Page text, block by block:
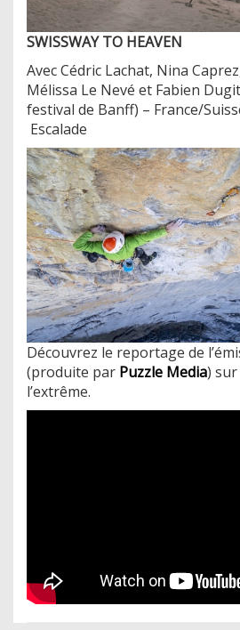
SWISSWAY TO HEAVEN
Avec Cédric Lachat, Nina
Mélissa Le Nevé et Fabien
festival de Banff) – France/
Escalade
Découvrez le reportage de
(produite par Puzzle Media)
l’extrême.